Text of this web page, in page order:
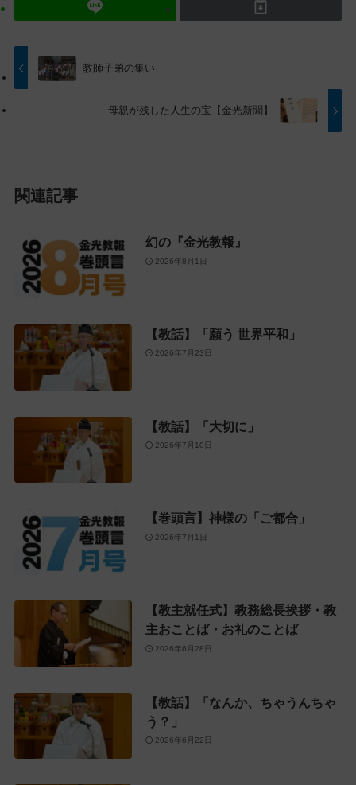
ッ
プ
に
動
す
る
教師子弟の集い
母親が残した人生の宝【金光新聞】
関連記事
幻の『金光教報』
2026年8月1日
【教話】「願う 世界平和」
2026年7月23日
【教話】「大切に」
2026年7月10日
【巻頭言】神様の「ご都合」
2026年7月1日
【教主就任式】教務総長挨拶・教
主おことば・お礼のことば
2026年6月28日
【教話】「なんか、ちゃうんちゃ
う？」
2026年6月22日